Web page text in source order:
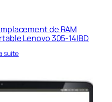
de RAM
Lenovo 305-14IBD
suite